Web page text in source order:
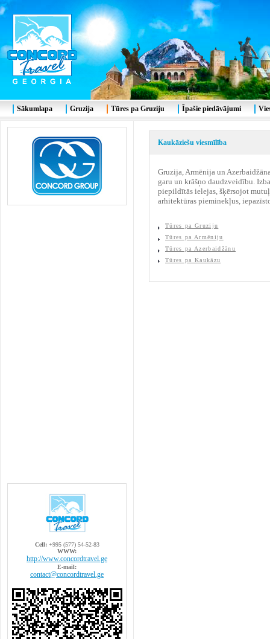
Cell:+995 (577) 54-52-83
WWW:
http://www.concordtravel.ge
E-mail:
contact@concordtravel.ge
Kaukāziešu viesmīlība
Gruzija, Armēnija un
garu un krāšņo daudzveidību.
piepildītās ielejas, šķērsojot
arhitektūras pieminekļus,
Tūres pa Gruziju
Tūres pa Armēniju
Tūres pa Azerbaidžānu
Tūres pa Kaukāzu
Sākumlapa Gruzija Tūres pa Gruziju Īpašie piedāvājumi